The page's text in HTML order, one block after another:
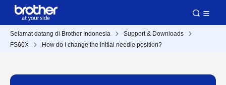
Selamat datang di Brother Indonesia
Support & Downloads
FS60X
How do I change the initial needle position?